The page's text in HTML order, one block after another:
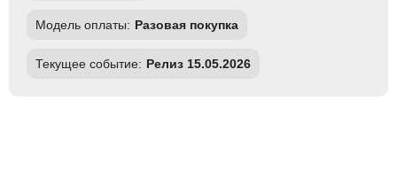
Модель оплаты: Разовая покупка
Текущее событие: Релиз 15.05.2026